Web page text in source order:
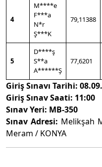
4
M****e
F***a
N*r
Ş***K
79,11388
5
D****ş
S**a
A******Ş
77,6201
Giriş Sınavı Tarihi:
Giriş Sınav Saati: 11:00
Sınav Yeri: MB-350
Sınav Adresi: Melikşah
Meram / KONYA